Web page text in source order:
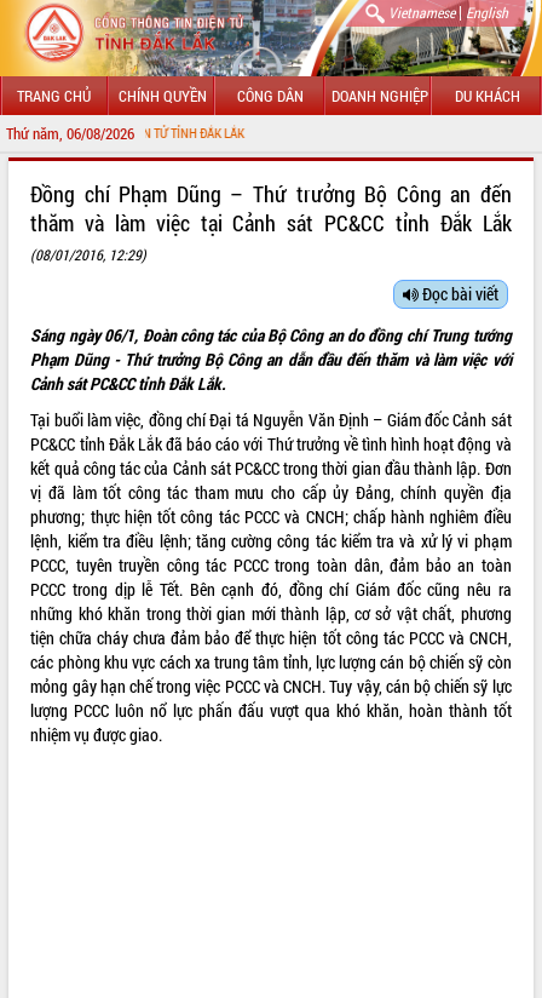
Vietnamese| English
TRANG CHỦ CHÍNH QUYỀN CÔNG DÂN DOANH NGHIỆP DU KHÁCH
Thứ năm, 06/08/2026
TIN ĐIỆN TỬ TỈNH ĐẮK LẮK
LÃNH ĐẠO UBND TỈNH
SỞ, BAN, NGÀNH
UBND CÁC XÃ, PHƯỜNG
THÔNG TIN CHỈ ĐẠO ĐIỀU HÀNH
HỆ THỐNG VĂN BẢN
VĂN BẢN HĐND TỈNH
ĐIỂM TIN VĂN BẢN
QUY HOẠCH - KẾ HOẠCH
Đồng chí Phạm Dũng – Thứ trưởng Bộ Công an đến
thăm và làm việc tại Cảnh sát PC&CC tỉnh Đắk Lắk
(08/01/2016, 12:29)
Đọc bài viết
Sáng ngày 06/1, Đoàn công tác của Bộ Công an do đồng chí Trung tướng
Phạm Dũng - Thứ trưởng Bộ Công an dẫn đầu đến thăm và làm việc với
Cảnh sát PC&CC tỉnh Đắk Lắk.
Tại buổi làm việc, đồng chí Đại tá Nguyễn Văn Định – Giám đốc Cảnh sát
PC&CC tỉnh Đắk Lắk đã báo cáo với Thứ trưởng về tình hình hoạt động và
kết quả công tác của Cảnh sát PC&CC trong thời gian đầu thành lập. Đơn
vị đã làm tốt công tác tham mưu cho cấp ủy Đảng, chính quyền địa
phương; thực hiện tốt công tác PCCC và CNCH; chấp hành nghiêm điều
lệnh, kiểm tra điều lệnh; tăng cường công tác kiểm tra và xử lý vi phạm
PCCC, tuyên truyền công tác PCCC trong toàn dân, đảm bảo an toàn
PCCC trong dịp lễ Tết. Bên cạnh đó, đồng chí Giám đốc cũng nêu ra
những khó khăn trong thời gian mới thành lập, cơ sở vật chất, phương
tiện chữa cháy chưa đảm bảo để thực hiện tốt công tác PCCC và CNCH,
các phòng khu vực cách xa trung tâm tỉnh, lực lượng cán bộ chiến sỹ còn
mỏng gây hạn chế trong việc PCCC và CNCH. Tuy vậy, cán bộ chiến sỹ lực
lượng PCCC luôn nổ lực phấn đấu vượt qua khó khăn, hoàn thành tốt
nhiệm vụ được giao.